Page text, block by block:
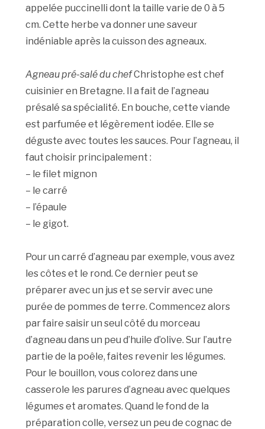
appelée puccinelli dont la taille varie de 0 à 5
cm. Cette herbe va donner une saveur
indéniable après la cuisson des agneaux.
Agneau pré-salé du chefChristophe est chef
cuisinier en Bretagne. Il a fait de l’agneau
présalé sa spécialité. En bouche, cette viande
est parfumée et légèrement iodée. Elle se
déguste avec toutes les sauces. Pour l’agneau, il
faut choisir principalement :
– le filet mignon
– le carré
– l’épaule
– le gigot.
Pour un carré d’agneau par exemple, vous avez
les côtes et le rond. Ce dernier peut se
préparer avec un jus et se servir avec une
purée de pommes de terre. Commencez alors
par faire saisir un seul côté du morceau
d’agneau dans un peu d’huile d’olive. Sur l’autre
partie de la poêle, faites revenir les légumes.
Pour le bouillon, vous colorez dans une
casserole les parures d’agneau avec quelques
légumes et aromates. Quand le fond de la
préparation colle, versez un peu de cognac de